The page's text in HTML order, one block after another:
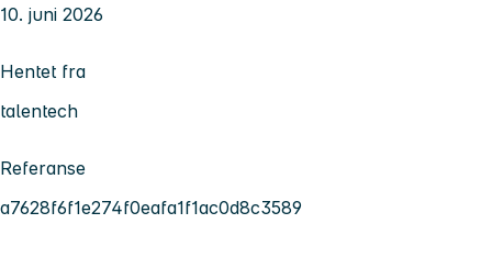
10. juni 2026
Hentet fra
talentech
Referanse
a7628f6f1e274f0eafa1f1ac0d8c3589